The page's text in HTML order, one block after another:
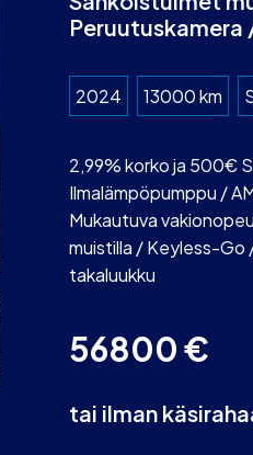
2024 13000 km
2,99% korko ja 500€
Ilmalämpöpumppu /
Mukautuva
muistilla / Keyless-Go
takaluukku
56800€
tai ilman